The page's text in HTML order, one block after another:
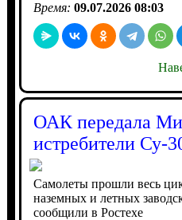
Время: 09.07.2026 08:03
ОАК передала
истребители Су-
Самолеты прошли весь
наземных и летных
сообщили в Ростехе